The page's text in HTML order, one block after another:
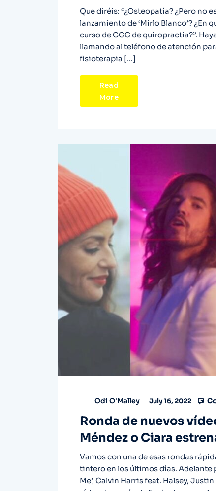
Que diréis: “¿Osteopatía? ¿Pero no
lanzamiento de ‘Mirlo Blanco’?
curso de CCC de quiropractia?”.
llamando al teléfono de atención
fisioterapia […]
Read
More
Odi O'Malley July 16, 2022
Ronda de nuevos
Méndez o Ciara
Vamos con una de esas rondas
tintero en los últimos días. Adelante
Me’, Calvin Harris feat. Halsey,